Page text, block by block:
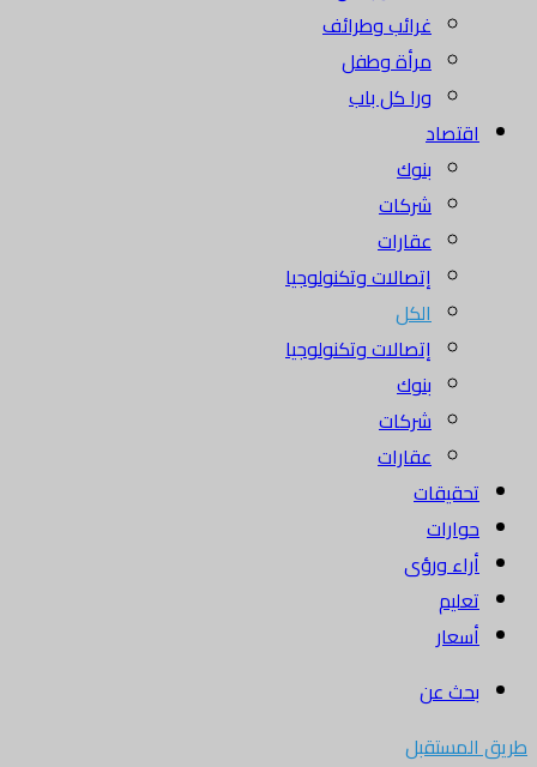
غرائب وطرائف
مرأة وطفل
ورا كل باب
اقتصاد
بنوك
شركات
عقارات
إتصالات وتكنولوجيا
الكل
إتصالات وتكنولوجيا
بنوك
شركات
عقارات
تحقيقات
حوارات
أراء ورؤى
تعليم
أسعار
بحث عن
طريق المستقبل